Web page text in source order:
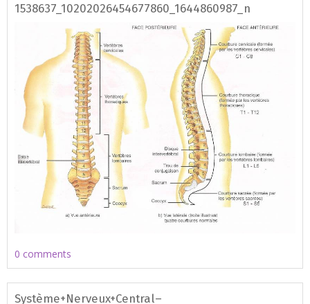
1538637_10202026454677860_1644860987_n
0 comments
Système+Nerveux+Central–